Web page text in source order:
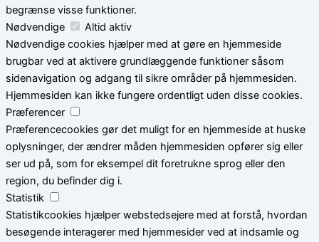
begrænse visse funktioner.
Nødvendige
Altid aktiv
Nødvendige cookies hjælper med at gøre en hjemmeside
brugbar ved at aktivere grundlæggende funktioner såsom
sidenavigation og adgang til sikre områder på hjemmesiden.
Hjemmesiden kan ikke fungere ordentligt uden disse cookies.
Præferencer
Præferencecookies gør det muligt for en hjemmeside at huske
oplysninger, der ændrer måden hjemmesiden opfører sig eller
ser ud på, som for eksempel dit foretrukne sprog eller den
region, du befinder dig i.
Statistik
Statistikcookies hjælper webstedsejere med at forstå, hvordan
besøgende interagerer med hjemmesider ved at indsamle og